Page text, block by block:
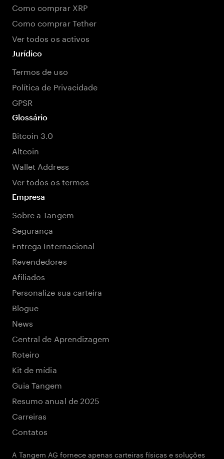
Como comprar XRP
Como comprar Tether
Ver todos os activos
Jurídico
Termos de uso
Política de Privacidade
GPSR
Glossário
Bitcoin 3.0
Altcoin
Wallet Address
Ver todos os termos
Empresa
Sobre a Tangem
Segurança
Entrega Internacional
Revendedores
Afiliados
Personalize sua carteira
Blogue
News
Central de Aprendizagem
Roteiro
Kit de mídia
Guia Tangem
Resumo anual de 2025
Carreiras
Contatos
A Tangem AG fornece apenas carteiras físicas e soluções